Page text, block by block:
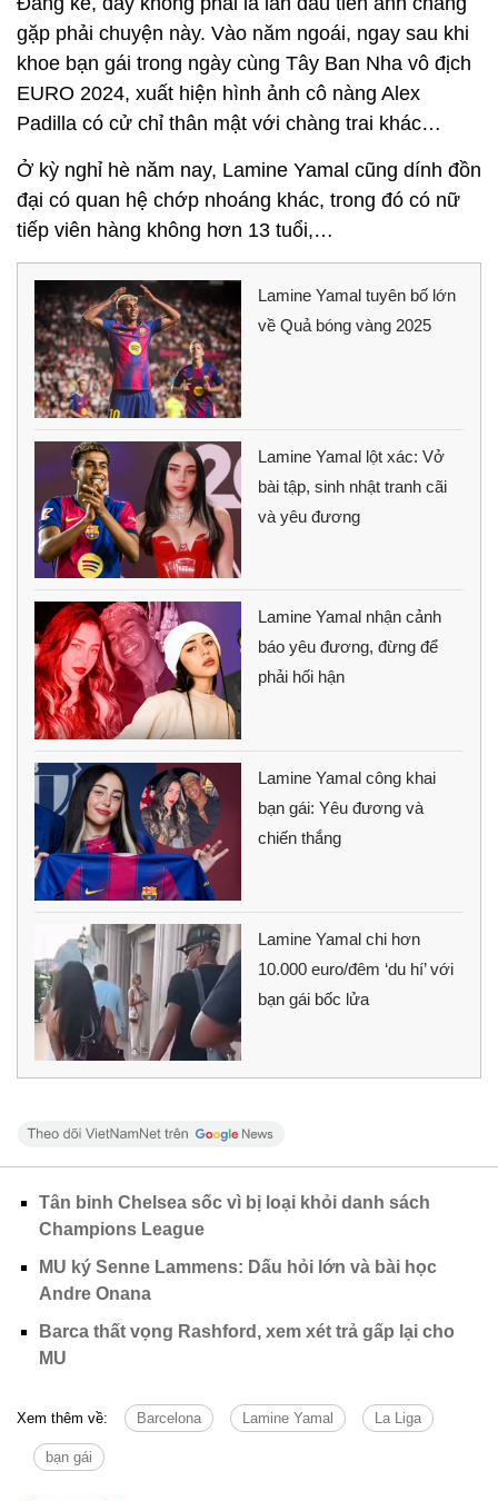
gặp phải chuyện này. Vào năm ngoái, ngay sau khi
khoe bạn gái trong ngày cùng Tây Ban Nha vô địch
EURO 2024, xuất hiện hình ảnh cô nàng Alex
Padilla có cử chỉ thân mật với chàng trai khác…
Ở kỳ nghỉ hè năm nay, Lamine Yamal cũng dính đồn
đại có quan hệ chớp nhoáng khác, trong đó có nữ
tiếp viên hàng không hơn 13 tuổi,…
Lamine Yamal tuyên bố lớn
về Quả bóng vàng 2025
Lamine Yamal lột xác: Vở
bài tập, sinh nhật tranh cãi
và yêu đương
Lamine Yamal nhận cảnh
báo yêu đương, đừng để
phải hối hận
Lamine Yamal công khai
bạn gái: Yêu đương và
chiến thắng
Lamine Yamal chi hơn
10.000 euro/đêm ‘du hí’ với
bạn gái bốc lửa
Tân binh Chelsea sốc vì bị loại khỏi danh sách
Champions League
MU ký Senne Lammens: Dấu hỏi lớn và bài học
Andre Onana
Barca thất vọng Rashford, xem xét trả gấp lại cho
MU
Xem thêm về: Barcelona Lamine Yamal La Liga
bạn gái